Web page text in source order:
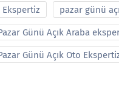
pazar günü
Günü Açık Araba
Günü Açık Oto